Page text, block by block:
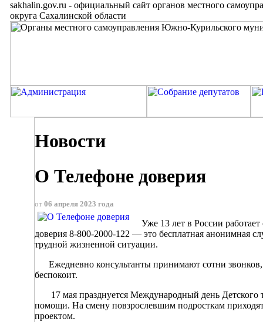
sakhalin.gov.ru - официальный сайт органов местного
округа Сахалинской области
Новости
О Телефоне доверия
от 06 апреля 2023 года
Уже 13 лет в России работает
доверия 8-800-2000-122 — это бесплатная анонимная
трудной жизненной ситуации.
Ежедневно консультанты принимают сотни звонков,
беспокоит.
17 мая празднуется Международный день Детского
помощи. На смену повзрослевшим подросткам
проектом.